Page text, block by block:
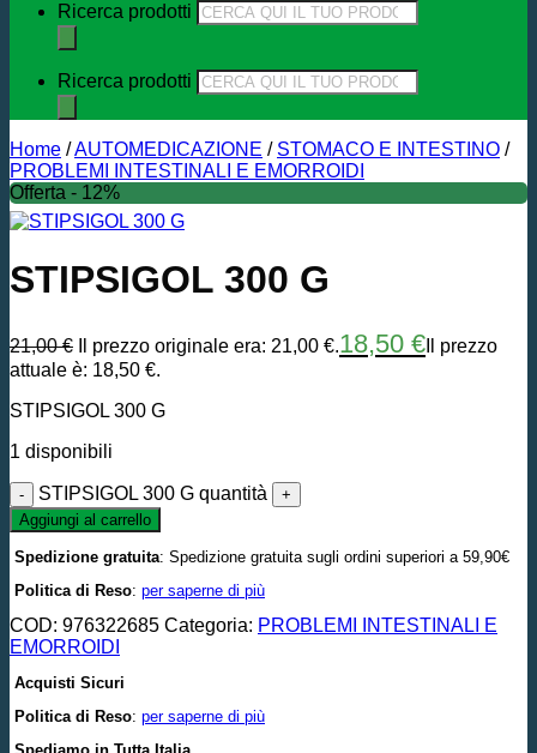
Ricerca prodotti
Ricerca prodotti
Home /AUTOMEDICAZIONE / STOMACO E INTESTINO /
PROBLEMI INTESTINALI E EMORROIDI
Offerta - 12%
STIPSIGOL 300 G
21,00€ Il prezzo originale era: 21,00 €.18,50 € Il prezzo
attuale è: 18,50 €.
STIPSIGOL 300 G
1 disponibili
STIPSIGOL 300 G quantità
Aggiungi al carrello
Spedizione gratuita: Spedizione gratuita sugli ordini superiori a 59,90€
Politica di Reso: per saperne di più
COD: 976322685 Categoria: PROBLEMI INTESTINALI E
EMORROIDI
Acquisti Sicuri
Politica di Reso: per saperne di più